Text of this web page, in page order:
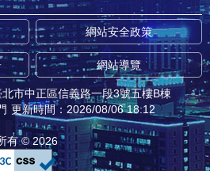
網站安全政策
網站導覽
市中正區信義路一段3號五樓B棟
更新時間：2026/08/06 18:12
有 © 2026